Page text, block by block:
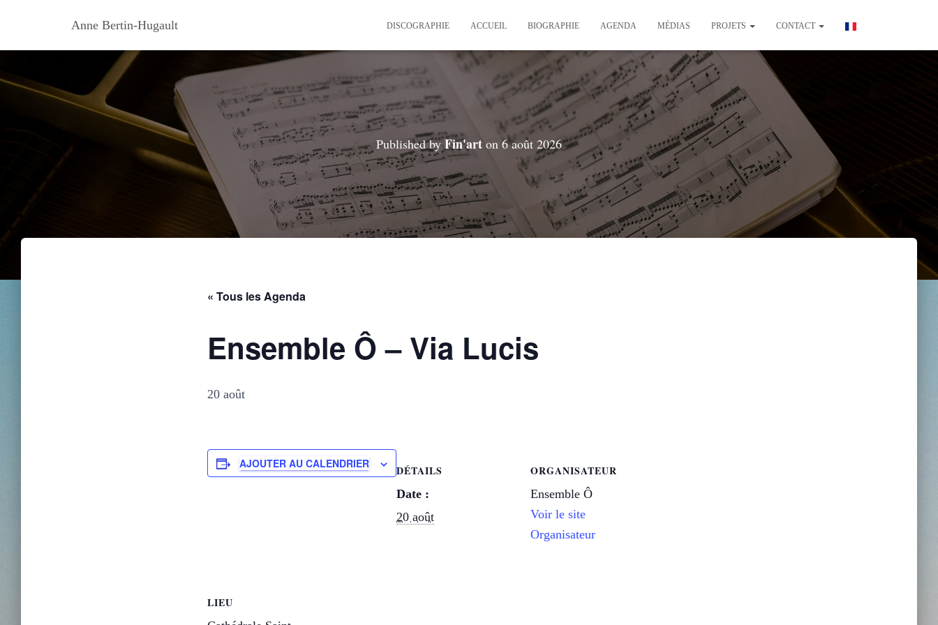
Anne Bertin-Hugault DISCOGRAPHIE ACCUEIL BIOGRAPHIE AGENDA MÉDIAS PROJETS CONTACT
Published byFin'art on 6 août 2026
« Tous les Agenda
Ensemble Ô – Via Lucis
20 août
AJOUTER AU CALENDRIER DÉTAILS
Date :
20 août
ORGANISATEUR
Ensemble Ô
Voir le site
Organisateur
LIEU